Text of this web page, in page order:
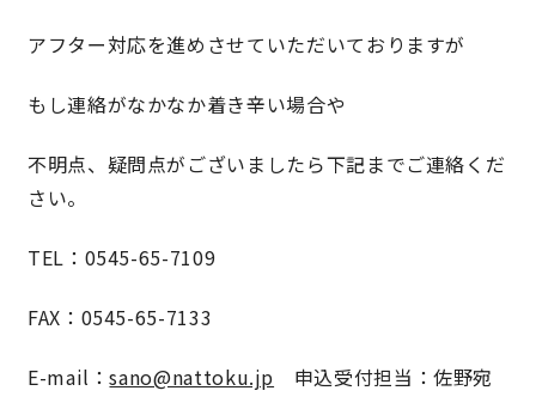
2030年の省エネ基準住宅
100年点検住宅
快適な室内環境へのこだわり
生涯続く安心のアフターフォロー
アフター対応を進めさせていただいておりますが
もし連絡がなかなか着き辛い場合や
不明点、疑問点がございましたら下記までご連絡くだ
さい。
TEL：0545-65-7109
FAX：0545-65-7133
E-mail：sano@nattoku.jp 申込受付担当：佐野宛